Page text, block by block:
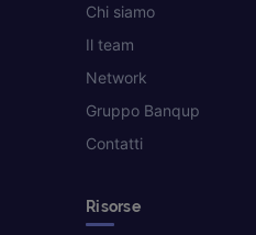
Chi siamo
Il team
Network
Gruppo Banqup
Contatti
Risorse